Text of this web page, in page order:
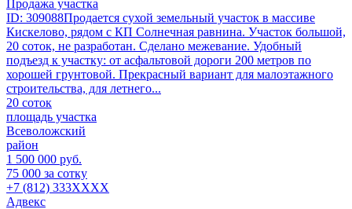
Продажа участка
ID: 309088Продается сухой земельный участок в массиве
Кискелово, рядом с КП Солнечная равнина. Участок большой,
20 соток, не разработан. Сделано межевание. Удобный
подъезд к участку: от асфальтовой дороги 200 метров по
хорошей грунтовой. Прекрасный вариант для малоэтажного
строительства, для летнего...
20 соток
площадь участка
Всеволожский
район
1 500 000 руб.
75 000 за сотку
+7 (812) 333XXXX
Адвекс